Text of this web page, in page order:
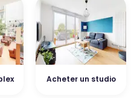
Acheter un studio